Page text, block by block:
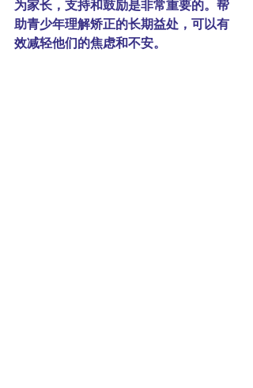
为家长，支持和鼓励是非常重要的。帮
助青少年理解矫正的长期益处，可以有
效减轻他们的焦虑和不安。